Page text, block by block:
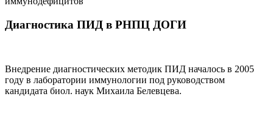
Диагностика ПИД в РНПЦ ДОГИ
Внедрение диагностических методик ПИД началось в 2005
году в лаборатории иммунологии под руководством
кандидата биол. наук Михаила Белевцева.